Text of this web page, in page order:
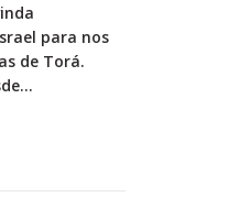
para nos
de Torá.